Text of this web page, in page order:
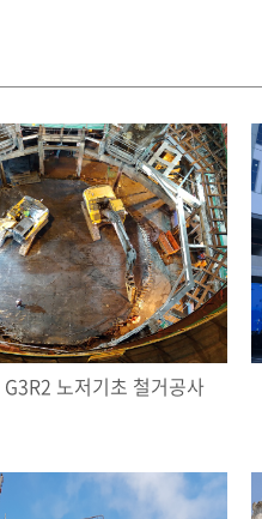
노저기초 철거공사